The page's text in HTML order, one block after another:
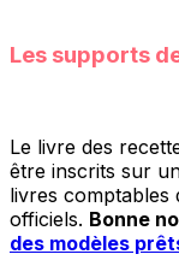
Les supports
Le livre des
être inscrits sur
livres comptables
officiels. Bonne
des modèles